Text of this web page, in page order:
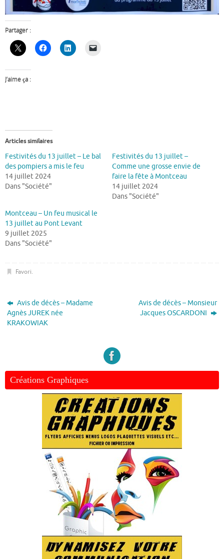
Partager :
J’aime ça :
Articles similaires
Festivités du 13 juillet – Le bal
des pompiers a mis le feu
14 juillet 2024
Dans "Société"
Festivités du 13 juillet –
Comme une grosse envie de
faire la fête à Montceau
14 juillet 2024
Dans "Société"
Montceau – Un feu musical le
13 juillet au Pont Levant
9 juillet 2025
Dans "Société"
Favori.
Avis de décès – Madame
Agnès JUREK née
KRAKOWIAK
Avis de décès – Monsieur
Jacques OSCARDONI
Créations Graphiques